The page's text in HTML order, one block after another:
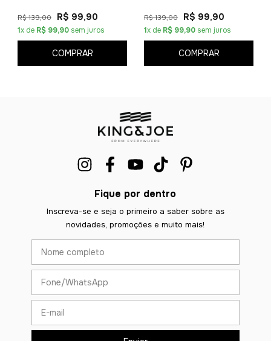
R$ 139,00 R$ 99,90
1x de R$ 99,90 sem juros
COMPRAR
R$ 139,00 R$ 99,90
1x de R$ 99,90 sem juros
COMPRAR
Fique por dentro
Inscreva-se e seja o primeiro a saber sobre as
novidades, promoções e muito mais!